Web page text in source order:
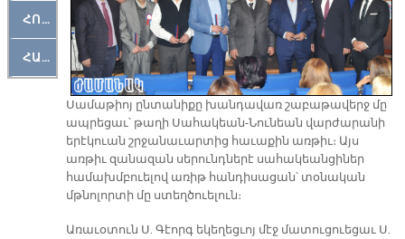
ՀՈԳԵՄՏԱՒՈՐ
ՀԱՐԹԱԿ
Սամաթիոյ ընտանիքը խանդավառ շաբաթավերջ մը
ապրեցաւ՝ թաղի Սահակեան-Նունեան վարժարանի
երէկուան շրջանաւարտից հաւաքին առթիւ։ Այս
առթիւ զանազան սերունդներէ սահակեանցիներ
համախմբուելով առիթ հանդիսացան՝ տօնական
մթնոլորտի մը ստեղծուելուն։
Առաւօտուն Ս. Գէորգ եկեղեցւոյ մէջ մատուցուեցաւ Ս.